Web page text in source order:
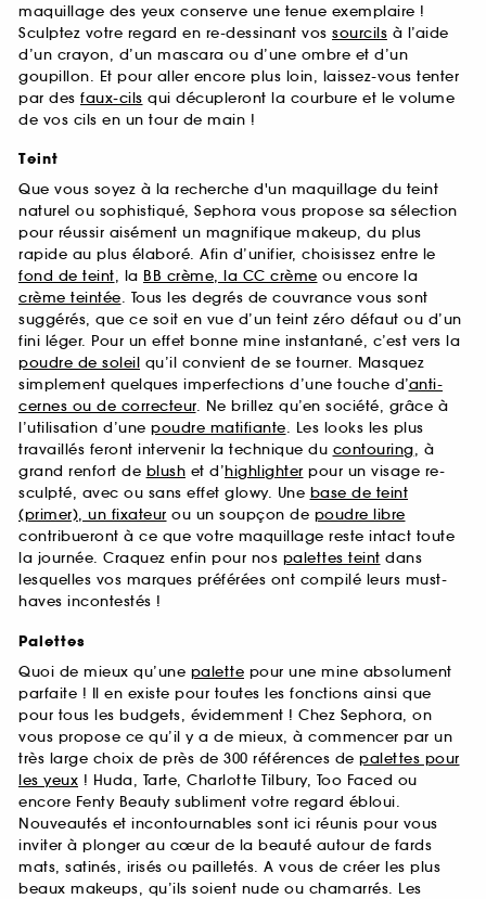
maquillage des yeux conserve une tenue exemplaire !
Sculptez votre regard en re-dessinant vos sourcils à l’aide
d’un crayon, d’un mascara ou d’une ombre et d’un
goupillon. Et pour aller encore plus loin, laissez-vous tenter
par des faux-cils qui décupleront la courbure et le volume
de vos cils en un tour de main !
Teint
Que vous soyez à la recherche d'un maquillage du teint
naturel ou sophistiqué, Sephora vous propose sa sélection
pour réussir aisément un magnifique makeup, du plus
rapide au plus élaboré. Afin d’unifier, choisissez entre le
fond de teint, la BB crème, la CC crème ou encore la
crème teintée. Tous les degrés de couvrance vous sont
suggérés, que ce soit en vue d’un teint zéro défaut ou d’un
fini léger. Pour un effet bonne mine instantané, c’est vers la
poudre de soleil qu’il convient de se tourner. Masquez
simplement quelques imperfections d’une touche d’anti-
cernes ou de correcteur. Ne brillez qu’en société, grâce à
l’utilisation d’une poudre matifiante. Les looks les plus
travaillés feront intervenir la technique du contouring, à
grand renfort de blush et d’highlighter pour un visage re-
sculpté, avec ou sans effet glowy. Une base de teint
(primer), un fixateur ou un soupçon de poudre libre
contribueront à ce que votre maquillage reste intact toute
la journée. Craquez enfin pour nos palettes teint dans
lesquelles vos marques préférées ont compilé leurs must-
haves incontestés !
Palettes
Quoi de mieux qu’une palette pour une mine absolument
parfaite ! Il en existe pour toutes les fonctions ainsi que
pour tous les budgets, évidemment ! Chez Sephora, on
vous propose ce qu’il y a de mieux, à commencer par un
très large choix de près de 300 références de palettes pour
les yeux ! Huda, Tarte, Charlotte Tilbury, Too Faced ou
encore Fenty Beauty subliment votre regard ébloui.
Nouveautés et incontournables sont ici réunis pour vous
inviter à plonger au cœur de la beauté autour de fards
mats, satinés, irisés ou pailletés. A vous de créer les plus
beaux makeups, qu’ils soient nude ou chamarrés. Les